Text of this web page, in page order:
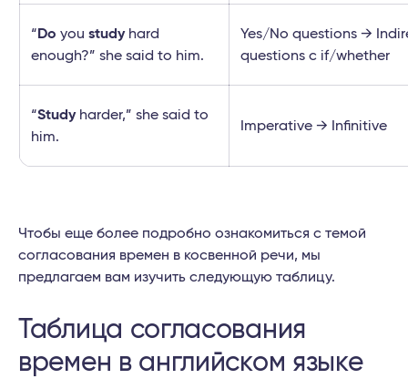
“ Do you studyhard
enough?” she said to him.
Yes/No questions →
questions c if/whether
“Studyharder,” she said to
him.
Imperative → Infinitive
Чтобы еще более подробно ознакомиться с темой
согласования времен в косвенной речи, мы
предлагаем вам изучить следующую таблицу.
Таблица согласования
времен в английском языке